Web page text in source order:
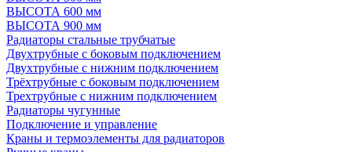
ВЫСОТА 600 мм
ВЫСОТА 900 мм
Радиаторы стальные трубчатые
Двухтрубные с боковым подключением
Двухтрубные с нижним подключением
Трёхтрубные с боковым подключением
Трехтрубные с нижним подключением
Радиаторы чугунные
Подключение и управление
Краны и термоэлементы для радиаторов